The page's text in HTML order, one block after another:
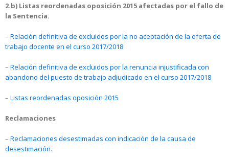
2.b) Listas reordenadas oposición 2015 afectadas por el fallo de
la Sentencia.
– Relación definitiva de excluidos por la no aceptación de la oferta de
trabajo docente en el curso 2017/2018
– Relación definitiva de excluidos por la renuncia injustificada con
abandono del puesto de trabajo adjudicado en el curso 2017/2018
– Listas reordenadas oposición 2015
Reclamaciones
– Reclamaciones desestimadas con indicación de la causa de
desestimación.